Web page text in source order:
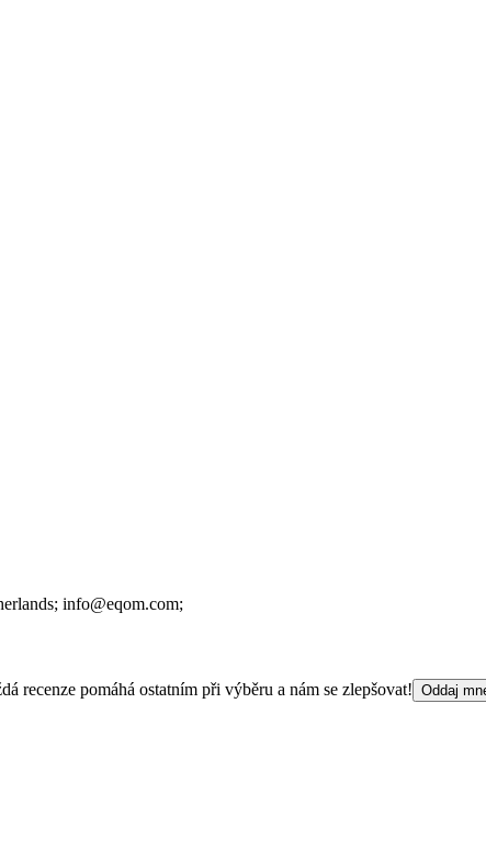
info@eqom.com;
recenze pomáhá ostatním při výběru a nám se zlepšovat! Oddaj